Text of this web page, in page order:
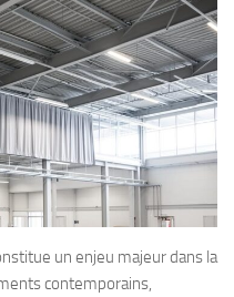
un enjeu majeur dans la
contemporains,